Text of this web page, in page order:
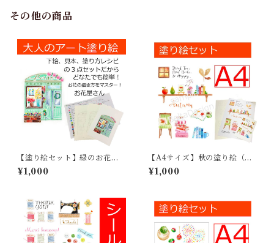
その他の商品
【塗り絵セット】緑のお花屋
さん
¥1,000
【A4サイズ】秋の塗り絵（読
書）
¥1,000